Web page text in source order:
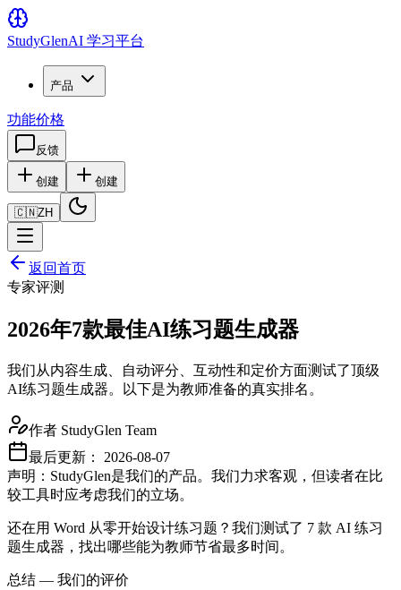
StudyGlenAI 学习平台
产品
功能价格
反馈
创建 创建
🇨🇳ZH
返回首页
专家评测
2026年7款最佳AI练习题生成器
我们从内容生成、自动评分、互动性和定价方面测试了顶级
AI练习题生成器。以下是为教师准备的真实排名。
作者 StudyGlen Team
最后更新：
2026-08-07
声明：StudyGlen是我们的产品。我们力求客观，但读者在比
较工具时应考虑我们的立场。
还在用 Word 从零开始设计练习题？我们测试了 7 款 AI 练习
题生成器，找出哪些能为教师节省最多时间。
总结 — 我们的评价